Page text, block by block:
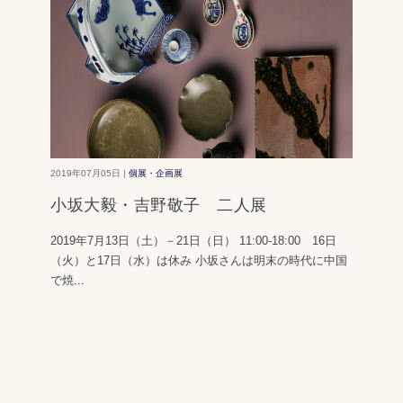
2019年07月05日 | 個展・企画展
小坂大毅・吉野敬子 二人展
2019年7月13日（土）－21日（日） 11:00-18:00 16日
（火）と17日（水）は休み 小坂さんは明末の時代に中国
で焼...